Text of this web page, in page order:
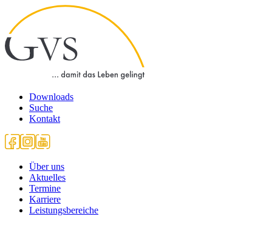
Downloads
Suche
Kontakt
Über uns
Aktuelles
Termine
Karriere
Leistungsbereiche